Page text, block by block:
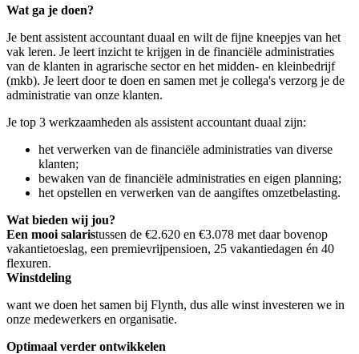
Wat ga je doen?
Je bent assistent accountant duaal en wilt de fijne kneepjes van het
vak leren. Je leert inzicht te krijgen in de financiële administraties
van de klanten in agrarische sector en het midden- en kleinbedrijf
(mkb). Je leert door te doen en samen met je collega's verzorg je de
administratie van onze klanten.
Je top 3 werkzaamheden als assistent accountant duaal zijn:
het verwerken van de financiële administraties van diverse
klanten;
bewaken van de financiële administraties en eigen planning;
het opstellen en verwerken van de aangiftes omzetbelasting.
Wat bieden wij jou?
Een mooi salaristussen de €2.620 en €3.078 met daar bovenop
vakantietoeslag, een premievrijpensioen, 25 vakantiedagen én 40
flexuren.
Winstdeling
want we doen het samen bij Flynth, dus alle winst investeren we in
onze medewerkers en organisatie.
Optimaal verder ontwikkelen